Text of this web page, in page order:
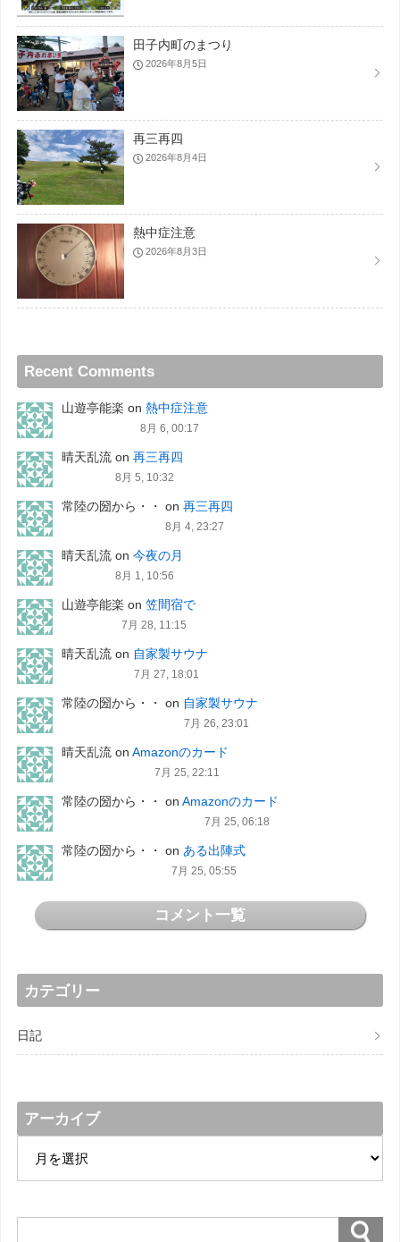
田子内町のまつり
2026年8月5日
再三再四
2026年8月4日
熱中症注意
2026年8月3日
Recent Comments
山遊亭能楽 on 熱中症注意
8月 6, 00:17
晴天乱流on 再三再四
8月 5, 10:32
常陸の圀から・・ on 再三再四
8月 4, 23:27
晴天乱流on 今夜の月
8月 1, 10:56
山遊亭能楽 on 笠間宿で
7月 28, 11:15
晴天乱流on 自家製サウナ
7月 27, 18:01
常陸の圀から・・ on 自家製サウナ
7月 26, 23:01
晴天乱流on Amazonのカード
7月 25, 22:11
常陸の圀から・・ on Amazonのカード
7月 25, 06:18
常陸の圀から・・ on ある出陣式
7月 25, 05:55
コメント一覧
カテゴリー
日記
アーカイブ
カ
ブ